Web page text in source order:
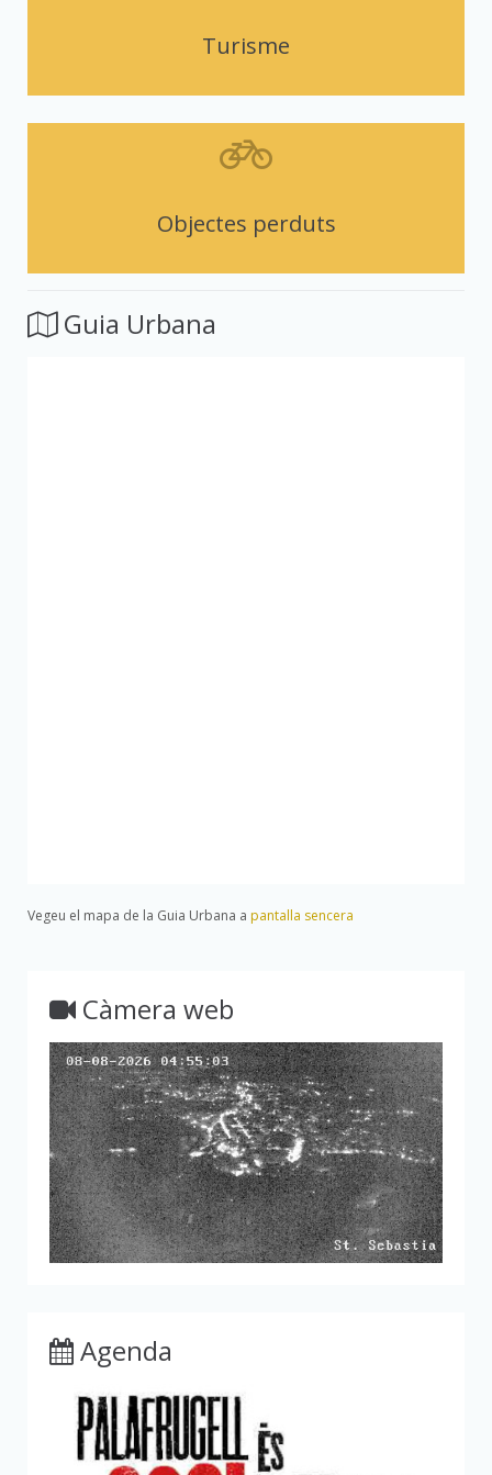
Turisme
Objectes perduts
Guia Urbana
Vegeu el mapa de la Guia Urbana a pantalla sencera
Càmera web
Agenda